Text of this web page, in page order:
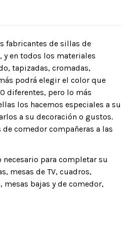
fabricantes de sillas de
y en todos los materiales
tapizadas, cromadas,
podrá elegir el color que
diferentes, pero lo más
los hacemos especiales a su
a su decoración o gustos.
comedor compañeras a las
para completar su
mesas de TV, cuadros,
mesas bajas y de comedor,